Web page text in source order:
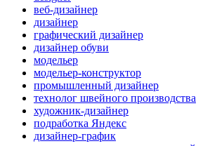
веб-дизайнер
дизайнер
графический дизайнер
дизайнер обуви
модельер
модельер-конструктор
промышленный дизайнер
технолог швейного производства
художник-дизайнер
подработка Яндекс
дизайнер-график